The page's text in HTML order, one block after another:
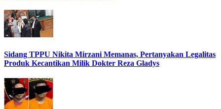
Sidang TPPU Nikita Mirzani Memanas, Pertanyakan Legalitas
Produk Kecantikan Milik Dokter Reza Gladys